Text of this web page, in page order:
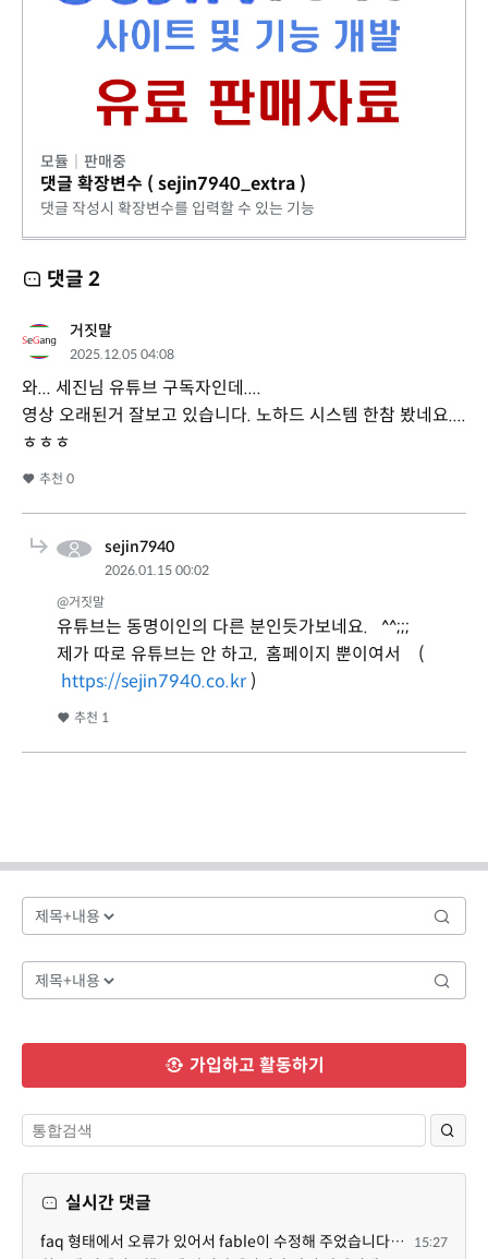
모듈 판매중
댓글 확장변수 ( sejin7940_extra )
댓글 작성시 확장변수를 입력할 수 있는 기능
댓글 2
거짓말
2025.12.05 04:08
와... 세진님 유튜브 구독자인데....
영상 오래된거 잘보고 있습니다. 노하드 시스템 한참 봤네요....
ㅎㅎㅎ
추천 0
sejin7940
2026.01.15 00:02
@거짓말
유튜브는 동명이인의 다른 분인듯가보네요. ^^;;;
제가 따로 유튜브는 안 하고, 홈페이지 뿐이여서 (
https://sejin7940.co.kr)
추천 1
가입하고 활동하기
실시간 댓글
faq 형태에서 오류가 있어서 fable이 수정해 주었습니다. 참고하세요. 증상 FAQ형 목록에서 항목을 펼치면 ... 15:27